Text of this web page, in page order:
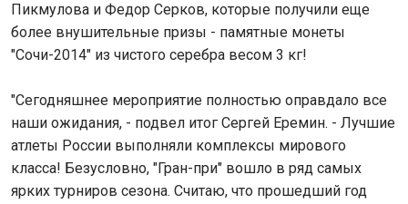
Пикмулова и Федор Серков, которые получили еще
более внушительные призы - памятные монеты
"Сочи-2014" из чистого серебра весом 3 кг!
"Сегодняшнее мероприятие полностью оправдало все
наши ожидания, - подвел итог Сергей Еремин. - Лучшие
атлеты России выполняли комплексы мирового
класса! Безусловно, "Гран-при" вошло в ряд самых
ярких турниров сезона. Считаю, что прошедший год